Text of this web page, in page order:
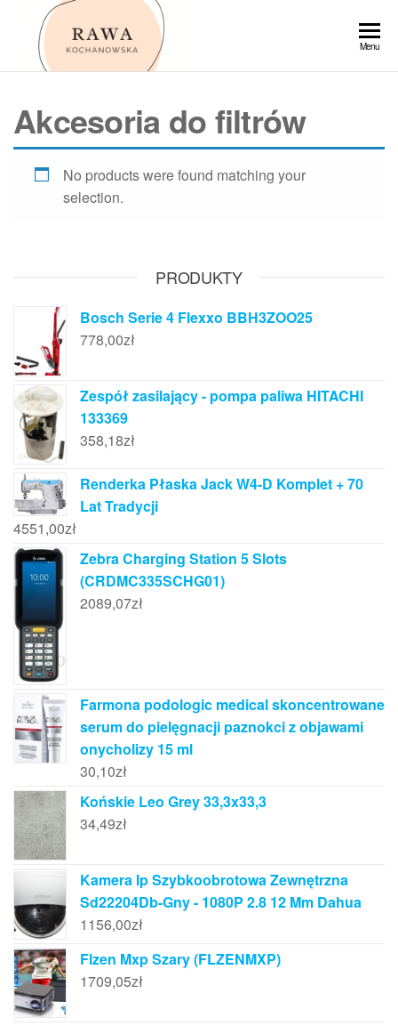
Przejdź
Menu
Akcesoria do filtrów
No products were found matching your
selection.
PRODUKTY
Bosch Serie 4 Flexxo BBH3ZOO25
778,00zł
Zespół zasilający - pompa paliwa HITACHI
133369
358,18zł
Renderka Płaska Jack W4-D Komplet + 70
Lat Tradycji
4551,00zł
Zebra Charging Station 5 Slots
(CRDMC335SCHG01)
2089,07zł
Farmona podologic medical skoncentrowane
serum do pielęgnacji paznokci z objawami
onycholizy 15 ml
30,10zł
Końskie Leo Grey 33,3x33,3
34,49zł
Kamera Ip Szybkoobrotowa Zewnętrzna
Sd22204Db-Gny - 1080P 2.8 12 Mm Dahua
1156,00zł
Flzen Mxp Szary (FLZENMXP)
1709,05zł